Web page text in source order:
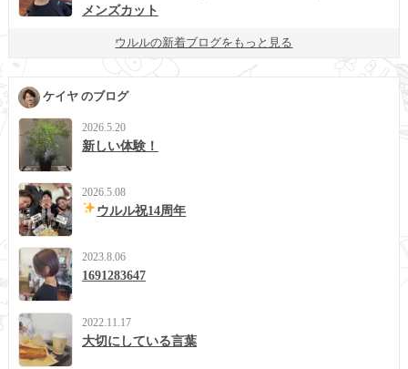
メンズカット
ウルルの新着ブログをもっと見る
ケイヤ のブログ
2026.5.20
新しい体験！
2026.5.08
ウルル祝14周年
2023.8.06
1691283647
2022.11.17
大切にしている言葉